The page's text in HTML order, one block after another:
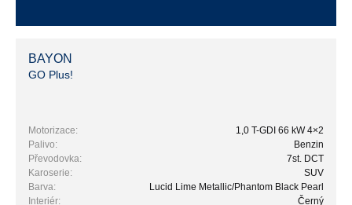
BAYON
GO Plus!
Motorizace:
1,0 T-GDI 66 kW 4×2
Palivo:
Benzin
Převodovka:
7st. DCT
Karoserie:
SUV
Barva:
Lucid Lime Metallic/Phantom Black Pearl
Interiér:
Černý